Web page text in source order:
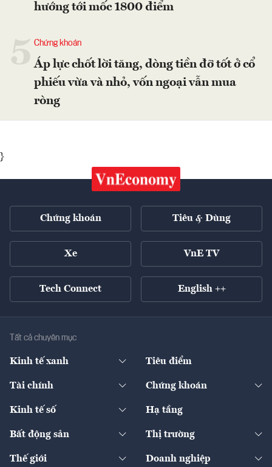
hướng tới mốc 1800 điểm
Chứng khoán
Áp lực chốt lời tăng, dòng tiền đỡ tốt ở cổ
phiếu vừa và nhỏ, vốn ngoại vẫn mua
ròng
}
Chứng khoán Tiêu & Dùng
Xe VnE TV
Tech Connect English ++
Tất cả chuyên mục
Kinh tế xanh
Diễn đàn
Tiêu điểm
Tài chính
Ngân hàng
Bảo hiểm
Chứng khoán
Doanh nghiệp niêm yết
Kinh tế số
Sản phẩm - Thị trường
Hạ tầng
Bất động sản
Chính sách
Thị trường
Thế giới Doanh nghiệp